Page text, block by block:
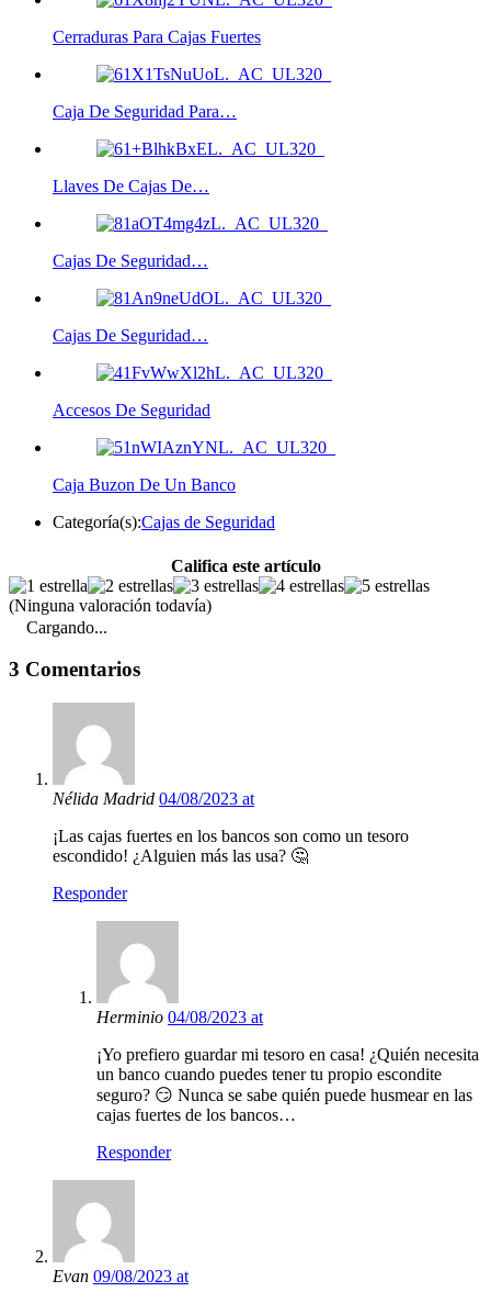
Cerraduras Para Cajas Fuertes
Caja De Seguridad Para…
Llaves De Cajas De…
Cajas De Seguridad…
Cajas De Seguridad…
Accesos De Seguridad
Caja Buzon De Un Banco
Categoría(s):Cajas de Seguridad
Califica este artículo
(Ninguna valoración todavía)
Cargando...
3 Comentarios
Nélida Madrid 04/08/2023 at
¡Las cajas fuertes en los bancos son como un tesoro
escondido! ¿Alguien más las usa? 🤔
Responder
Herminio 04/08/2023 at
¡Yo prefiero guardar mi tesoro en casa! ¿Quién necesita
un banco cuando puedes tener tu propio escondite
seguro? 😏 Nunca se sabe quién puede husmear en las
cajas fuertes de los bancos…
Responder
Evan 09/08/2023 at